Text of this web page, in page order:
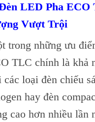
LED Pha
Vượt Trội
trong những ưu
TLC chính là khả
các loại đèn chiếu
hay đèn
cao hơn nhiều lần